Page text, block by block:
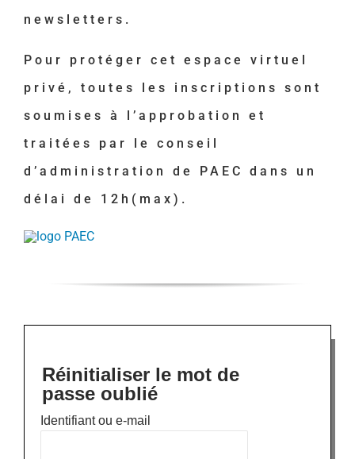
newsletters.
Pour protéger cet espace virtuel
privé, toutes les inscriptions sont
soumises à l’approbation et
traitées par le conseil
d’administration de PAEC dans un
délai de 12h(max).
Réinitialiser le mot de
passe oublié
Identifiant ou e-mail